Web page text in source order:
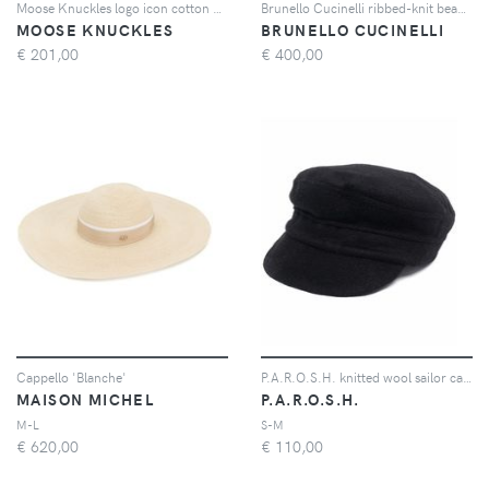
MOOSE KNUCKLES
€ 201,00
BRUNELLO CUCINELLI
€ 400,00
Cappello 'Blanche'
MAISON MICHEL
M-L
€ 620,00
P.A.R.O.S.H.
S-M
€ 110,00